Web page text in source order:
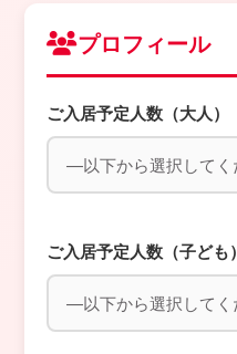
プロフィール
ご入居予定人数（大人）
ご入居予定人数（子ども）